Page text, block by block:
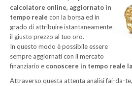
calcolatore online, aggiornato in
tempo reale con la borsa ed in
grado di attribuire istantaneamente
il giusto prezzo al tuo oro.
In questo modo è possibile essere
sempre aggiornati con il mercato
finanziario e conoscere in tempo reale
Attraverso questa attenta analisi fai-da-